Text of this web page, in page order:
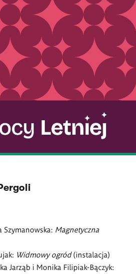
Szymanowska: Magnetyczna
Widmowy ogród(instalacja)
Jarząb i Monika Filipiak-Bączyk: